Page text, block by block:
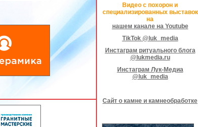
Видео с похорон и
специализированных выставок
на
нашем канале на Youtube
TikTok @luk_media
Инстаграм ритуального блога
@lukmedia.ru
Инстаграм Лук-Медиа
@luk_media
Сайт о камне и камнеобработке